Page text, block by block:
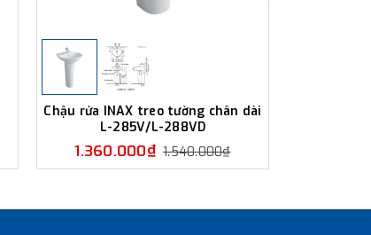
Chậu rửa INAX treo tường chân dài
L-285V/L-288VD
1.360.000₫ 1.540.000₫